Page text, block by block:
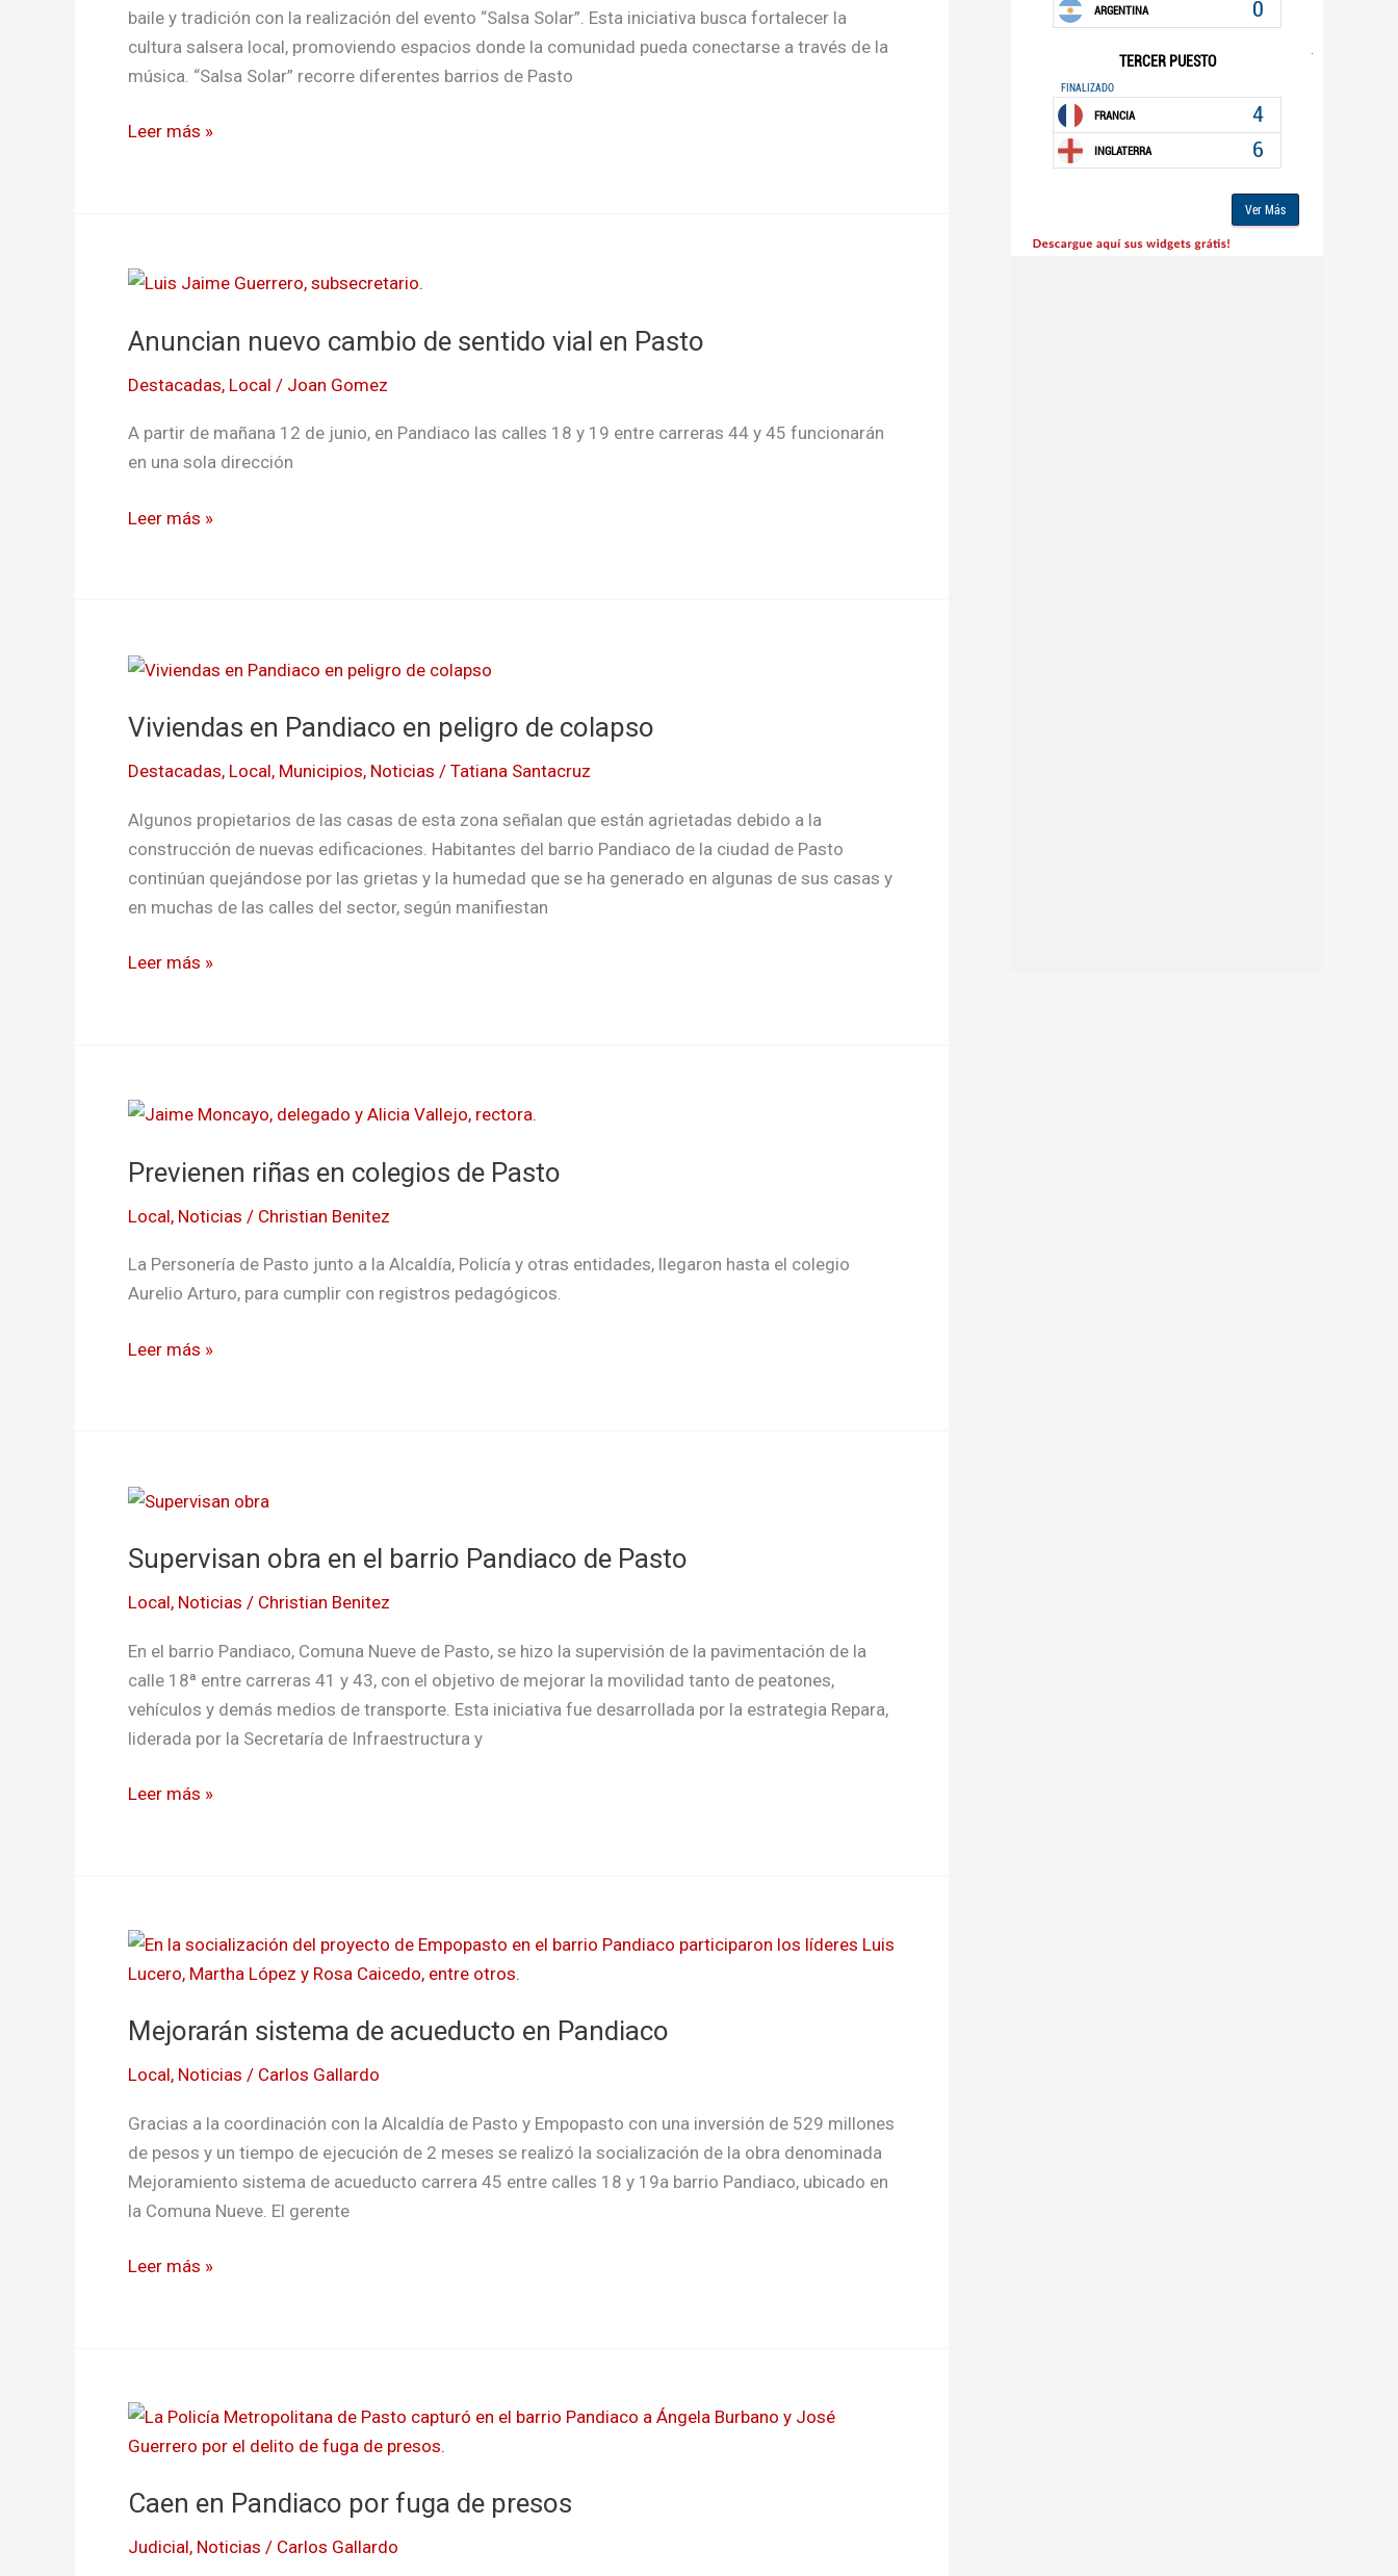
baile y tradición con la realización del evento “Salsa Solar”. Esta iniciativa busca fortalecer la
cultura salsera local, promoviendo espacios donde la comunidad pueda conectarse a través de la
música. “Salsa Solar” recorre diferentes barrios de Pasto
barrio
Pandiaco
en
Leer más »
Anuncian nuevo cambio de sentido vial en Pasto
Destacadas, Local / Joan Gomez
A partir de mañana 12 de junio, en Pandiaco las calles 18 y 19 entre carreras 44 y 45 funcionarán
en una sola dirección
Anuncian
cambio
sentido
vial
en
Leer más »
Viviendas en Pandiaco en peligro de colapso
Destacadas, Local, Municipios, Noticias / Tatiana Santacruz
Algunos propietarios de las casas de esta zona señalan que están agrietadas debido a la
construcción de nuevas edificaciones. Habitantes del barrio Pandiaco de la ciudad de Pasto
continúan quejándose por las grietas y la humedad que se ha generado en algunas de sus casas y
en muchas de las calles del sector, según manifiestan
Viviendas
Pandiaco
peligro
de
colapso
Leer más »
Previenen riñas en colegios de Pasto
Local, Noticias / Christian Benitez
La Personería de Pasto junto a la Alcaldía, Policía y otras entidades, llegaron hasta el colegio
Aurelio Arturo, para cumplir con registros pedagógicos.
Previenen
en
de
Pasto
Leer más »
Supervisan obra en el barrio Pandiaco de Pasto
Local, Noticias / Christian Benitez
En el barrio Pandiaco, Comuna Nueve de Pasto, se hizo la supervisión de la pavimentación de la
calle 18ª entre carreras 41 y 43, con el objetivo de mejorar la movilidad tanto de peatones,
vehículos y demás medios de transporte. Esta iniciativa fue desarrollada por la estrategia Repara,
liderada por la Secretaría de Infraestructura y
Supervisan
en
barrio
Pandiaco
de
Pasto
Leer más »
Mejorarán sistema de acueducto en Pandiaco
Local, Noticias / Carlos Gallardo
Gracias a la coordinación con la Alcaldía de Pasto y Empopasto con una inversión de 529 millones
de pesos y un tiempo de ejecución de 2 meses se realizó la socialización de la obra denominada
Mejoramiento sistema de acueducto carrera 45 entre calles 18 y 19a barrio Pandiaco, ubicado en
la Comuna Nueve. El gerente
Mejorarán
sistema
acueducto
Pandiaco
Leer más »
Caen en Pandiaco por fuga de presos
Judicial, Noticias / Carlos Gallardo
Caen
en
por